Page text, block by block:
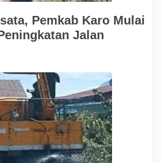
Pemkab Karo Mulai
Jalan